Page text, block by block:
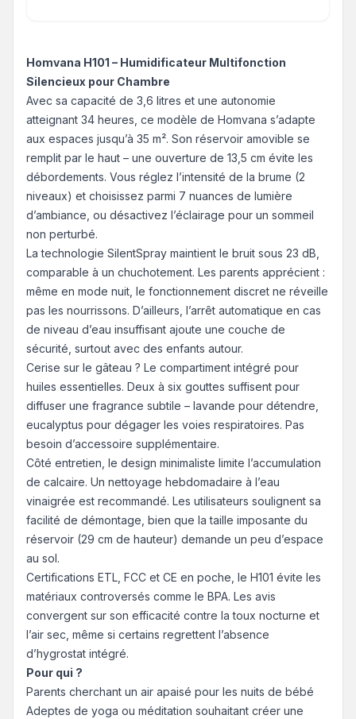
Homvana H101 – Humidificateur Multifonction
Silencieux pour Chambre
Avec sa capacité de 3,6 litres et une autonomie
atteignant 34 heures, ce modèle de Homvana s’adapte
aux espaces jusqu’à 35 m². Son réservoir amovible se
remplit par le haut – une ouverture de 13,5 cm évite les
débordements. Vous réglez l’intensité de la brume (2
niveaux) et choisissez parmi 7 nuances de lumière
d’ambiance, ou désactivez l’éclairage pour un sommeil
non perturbé.
La technologie SilentSpray maintient le bruit sous 23 dB,
comparable à un chuchotement. Les parents apprécient :
même en mode nuit, le fonctionnement discret ne réveille
pas les nourrissons. D’ailleurs, l’arrêt automatique en cas
de niveau d’eau insuffisant ajoute une couche de
sécurité, surtout avec des enfants autour.
Cerise sur le gâteau ? Le compartiment intégré pour
huiles essentielles. Deux à six gouttes suffisent pour
diffuser une fragrance subtile – lavande pour détendre,
eucalyptus pour dégager les voies respiratoires. Pas
besoin d’accessoire supplémentaire.
Côté entretien, le design minimaliste limite l’accumulation
de calcaire. Un nettoyage hebdomadaire à l’eau
vinaigrée est recommandé. Les utilisateurs soulignent sa
facilité de démontage, bien que la taille imposante du
réservoir (29 cm de hauteur) demande un peu d’espace
au sol.
Certifications ETL, FCC et CE en poche, le H101 évite les
matériaux controversés comme le BPA. Les avis
convergent sur son efficacité contre la toux nocturne et
l’air sec, même si certains regrettent l’absence
d’hygrostat intégré.
Pour qui ?
Parents cherchant un air apaisé pour les nuits de bébé
Adeptes de yoga ou méditation souhaitant créer une